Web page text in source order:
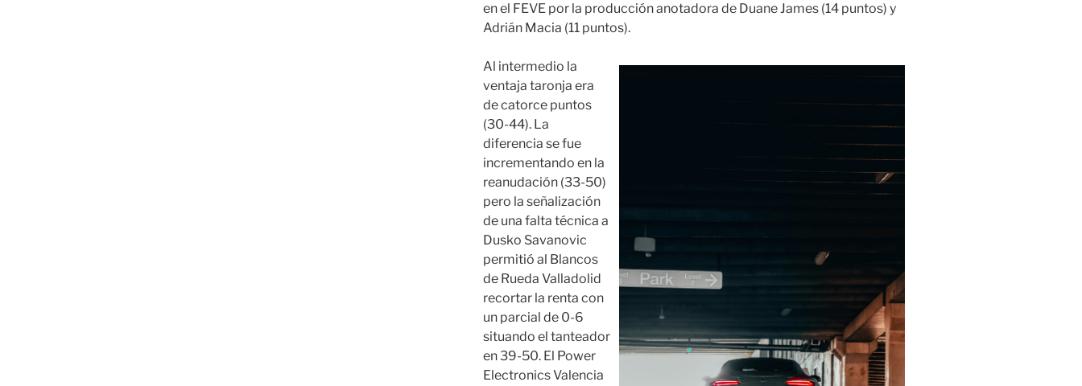
en el FEVE por la producción anotadora de Duane James (14 puntos) y
Adrián Macia (11 puntos).
Al intermedio la
ventaja taronja era
de catorce puntos
(30-44). La
diferencia se fue
incrementando en la
reanudación (33-50)
pero la señalización
de una falta técnica a
Dusko Savanovic
permitió al Blancos
de Rueda Valladolid
recortar la renta con
un parcial de 0-6
situando el tanteador
en 39-50. El Power
Electronics Valencia